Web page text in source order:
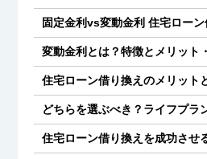
固定金利vs変動金利 住宅ロー
変動金利とは？特徴とメリット
住宅ローン借り換えのメリット
どちらを選ぶべき？ライフプラ
住宅ローン借り換えを成功させ